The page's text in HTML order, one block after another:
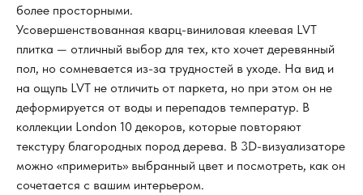
более просторными.
Усовершенствованная кварц-виниловая клеевая LVT
плитка — отличный выбор для тех, кто хочет деревянный
пол, но сомневается из-за трудностей в уходе. На вид и
на ощупь LVT не отличить от паркета, но при этом он не
деформируется от воды и перепадов температур. В
коллекции London 10 декоров, которые повторяют
текстуру благородных пород дерева. В 3D-визуализаторе
можно «примерить» выбранный цвет и посмотреть, как он
сочетается с вашим интерьером.